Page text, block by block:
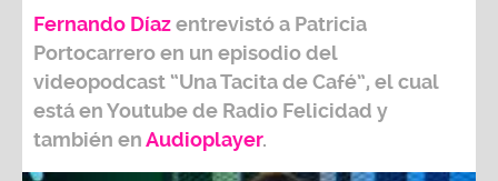
Fernando Díazentrevistó a Patricia
Portocarreroen un episodio del
videopodcast “Una Tacita de Café”, el cual
está en Youtube de Radio Felicidad y
también enAudioplayer.